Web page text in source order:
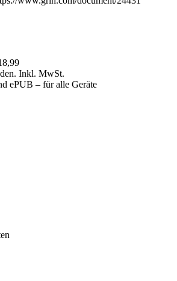
Inkl. MwSt.
ePUB – für alle Geräte